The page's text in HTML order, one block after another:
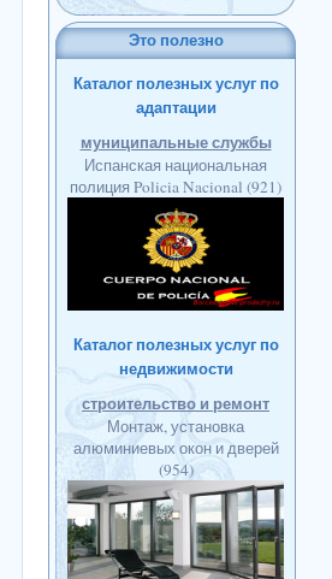
Это полезно
Каталог полезных услуг по
адаптации
муниципальные службы
Испанская национальная
полиция Policia Nacional (921)
Каталог полезных услуг по
недвижимости
строительство и ремонт
Монтаж, установка
алюминиевых окон и дверей
(954)